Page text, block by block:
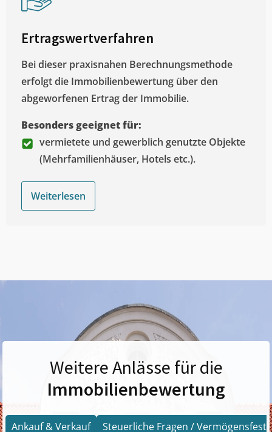
Ertragswertverfahren
Bei dieser praxisnahen Berechnungsmethode
erfolgt die Immobilienbewertung über den
abgeworfenen Ertrag der Immobilie.
Besonders geeignet für:
vermietete und gewerblich genutzte Objekte
(Mehrfamilienhäuser, Hotels etc.).
Weiterlesen
Weitere Anlässe für die
Immobilienbewertung
Ankauf & Verkauf Steuerliche Fragen /